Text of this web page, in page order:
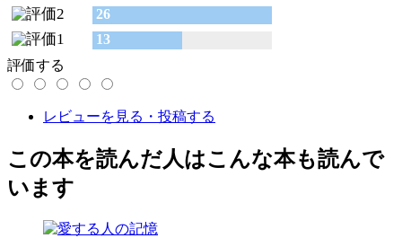
26
13
評価する
レビューを見る・投稿する
この本を読んだ人はこんな本も読んで
います